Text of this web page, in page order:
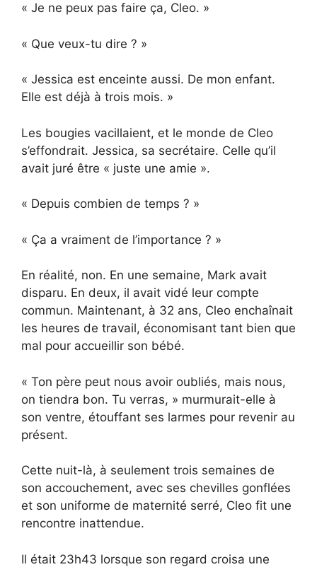
« Je ne peux pas faire ça, Cleo. »
« Que veux-tu dire ? »
« Jessica est enceinte aussi. De mon enfant.
Elle est déjà à trois mois. »
Les bougies vacillaient, et le monde de Cleo
s’effondrait. Jessica, sa secrétaire. Celle qu’il
avait juré être « juste une amie ».
« Depuis combien de temps ? »
« Ça a vraiment de l’importance ? »
En réalité, non. En une semaine, Mark avait
disparu. En deux, il avait vidé leur compte
commun. Maintenant, à 32 ans, Cleo enchaînait
les heures de travail, économisant tant bien que
mal pour accueillir son bébé.
« Ton père peut nous avoir oubliés, mais nous,
on tiendra bon. Tu verras, » murmurait-elle à
son ventre, étouffant ses larmes pour revenir au
présent.
Cette nuit-là, à seulement trois semaines de
son accouchement, avec ses chevilles gonflées
et son uniforme de maternité serré, Cleo fit une
rencontre inattendue.
Il était 23h43 lorsque son regard croisa une